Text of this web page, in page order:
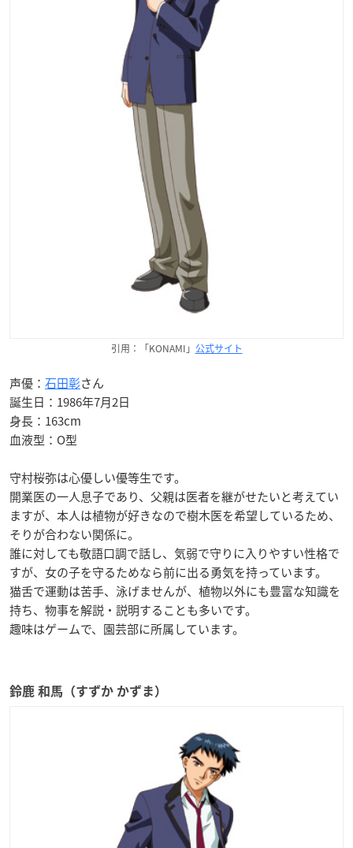
引用：「KONAMI」 公式サイト
声優： 石田彰さん
誕生日：1986年7月2日
身長：163cm
血液型：O型
守村桜弥は心優しい優等生です。
開業医の一人息子であり、父親は医者を継がせたいと考えてい
ますが、本人は植物が好きなので樹木医を希望しているため、
そりが合わない関係に。
誰に対しても敬語口調で話し、気弱で守りに入りやすい性格で
すが、女の子を守るためなら前に出る勇気を持っています。
猫舌で運動は苦手、泳げませんが、植物以外にも豊富な知識を
持ち、物事を解説・説明することも多いです。
趣味はゲームで、園芸部に所属しています。
鈴鹿 和馬（すずか かずま）